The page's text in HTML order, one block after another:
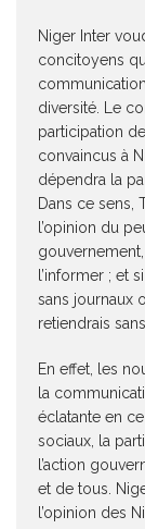
Niger Inter
concitoyens
diversité. Le
participation
convaincus à
dépendra la
Dans ce sens,
l’opinion du
l’informer ; et
sans journaux
retiendrais
En effet, les
la
éclatante en
sociaux, la
l’action
et de tous.
l’opinion des